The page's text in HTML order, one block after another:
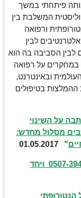
אותה פיתחתי במשך
המשלבת בין
ורפואה
לבין
לבין הסביבה בה הוא
במחקרים על רפואה
ובאינטרנט,
בטיפולים
על השינוי
מסלול מחדש:
"
זה הזמן ליצור איתי קשר בנייד 0507-394272 ויחד
הנטורופתי